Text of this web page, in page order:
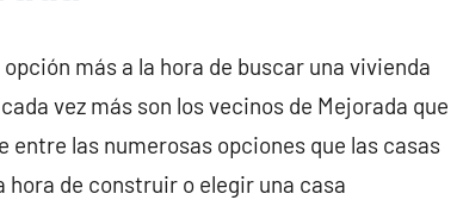
más a la hora de buscar una vivienda
vez más son los vecinos de Mejorada que
las numerosas opciones que las casas
de construir o elegir una casa